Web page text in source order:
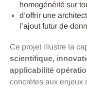
homogénéité sur
d’offrir une
l’ajout futur de
Ce projet illustre la
scientifique,
applicabilité
concrètes aux enjeux